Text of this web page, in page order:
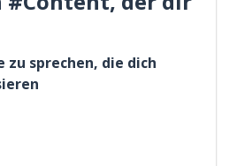
zu sprechen, die dich